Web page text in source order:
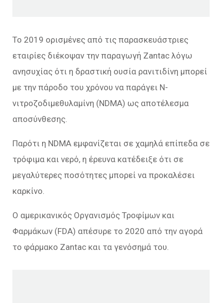
To 2019 ορισμένες από τις παρασκευάστριες
εταιρίες διέκοψαν την παραγωγή Zantac λόγω
ανησυχίας ότι η δραστική ουσία ρανιτιδίνη μπορεί
με την πάροδο του χρόνου να παράγει Ν-
νιτροζοδιμεθυλαμίνη (NDMA) ως αποτέλεσμα
αποσύνθεσης.
Παρότι η NDMA εμφανίζεται σε χαμηλά επίπεδα σε
τρόφιμα και νερό, η έρευνα κατέδειξε ότι σε
μεγαλύτερες ποσότητες μπορεί να προκαλέσει
καρκίνο.
Ο αμερικανικός Οργανισμός Τροφίμων και
Φαρμάκων (FDA) απέσυρε το 2020 από την αγορά
το φάρμακο Zantac και τα γενόσημά του.